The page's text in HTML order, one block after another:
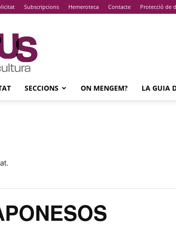
Subscripcions Hemeroteca Contacte Protecció de
SECCIONS ON MENGEM? LA GUIA